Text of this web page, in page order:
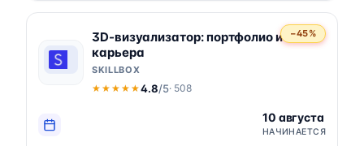
−45%
3D-визуализатор: портфолио и
карьера
SKILLBOX
★★★★★
★★★★★4.8/5· 508
10 августа
НАЧИНАЕТСЯ